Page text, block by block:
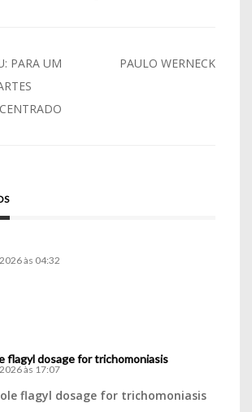
PARA UM
PAULO WERNECK
às 04:32
flagyl dosage for trichomoniasis
às 17:07
flagyl dosage for trichomoniasis